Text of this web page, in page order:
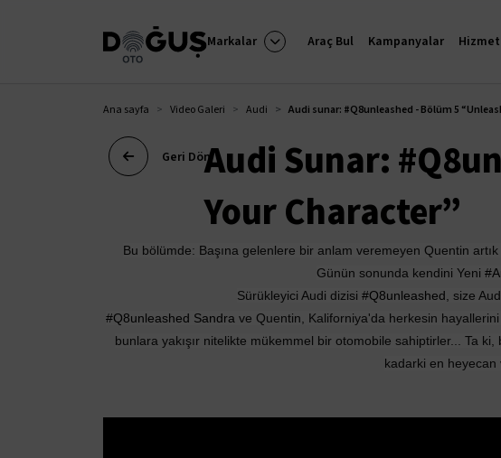
Markalar Araç Bul Kampanyalar
Ana sayfa Video Galeri Audi Audi sunar: #Q8unleashed - Bölüm 5
Audi Sunar:
Your Character”
Bu bölümde: Başına gelenlere bir anlam veremeyen Quentin artık
Günün sonunda kendini Yeni
Sürükleyici Audi dizisi #Q8unleashed , size
#Q8unleashed Sandra ve Quentin, Kaliforniya'da herkesin
bunlara yakışır nitelikte mükemmel bir otomobile sahiptirler... Ta
kadarki en heyecan
Geri Dön